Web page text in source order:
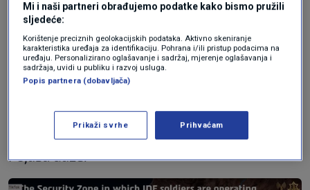
koja prikazuje sadašnje položaje njezinih
snaga unutar južnog Libanona.
Prema toj karti, izraelske snage nalaze se do
približno 10 kilometara unutar libanonskog
teritorija, uz tzv. „Žutu liniju”, model sličan
sigurnosnom pojasu koji Izrael primjenjuje u
Pojasu Gaze.
Mi i naši partneri obrađujemo podatke kako bismo pružili
sljedeće:
Korištenje preciznih geolokacijskih podataka. Aktivno skeniranje
karakteristika uređaja za identifikaciju. Pohrana i/ili pristup podacima na
uređaju. Personalizirano oglašavanje i sadržaj, mjerenje oglašavanja i
sadržaja, uvidi u publiku i razvoj usluga.
Popis partnera (dobavljača)
Prikaži svrhe Prihvaćam